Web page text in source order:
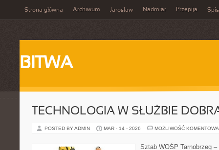
Strona główna Archiwum Jarosław Nadmiar Przepija
BITWA
TECHNOLOGIA W SŁUŻBIE
POSTED BY ADMIN MAR - 14 - 2026 MOŻLIWOŚĆ
Sztab WOŚP Tarnobrzeg